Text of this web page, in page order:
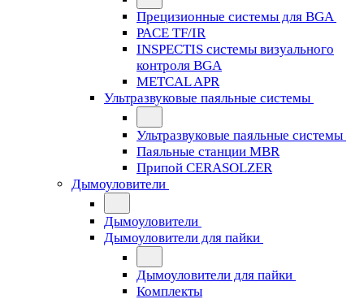
Прецизионные системы для BGA
PACE TF/IR
INSPECTIS системы визуального
контроля BGA
METCAL APR
Ультразвуковые паяльные системы
Ультразвуковые паяльные системы
Паяльные станции MBR
Припой CERASOLZER
Дымоуловители
Дымоуловители
Дымоуловители для пайки
Дымоуловители для пайки
Комплекты